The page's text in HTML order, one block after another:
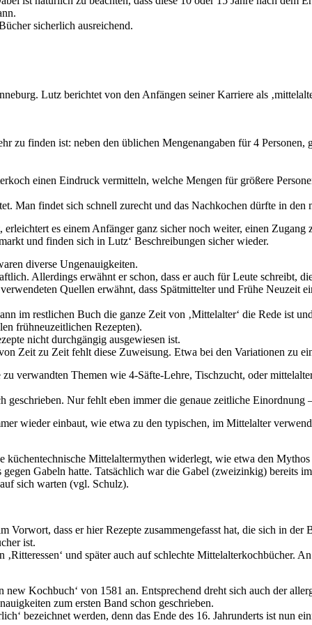
sicherlich ausreichend.
Lutz berichtet von den Anfängen seiner Karriere als
zu finden ist: neben den üblichen Mengenangaben für 4
einen Eindruck vermitteln, welche Mengen für größere
Man findet sich schnell zurecht und das Nachkochen dürfte in
es einem Anfänger ganz sicher noch weiter, einen
und finden sich in Lutz‘ Beschreibungen sicher wieder.
diverse Ungenauigkeiten.
Allerdings erwähnt er schon, dass er auch für Leute schreibt,
Quellen erwähnt, dass Spätmittelter und Frühe Neuzeit
im restlichen Buch die ganze Zeit von ‚Mittelalter‘ die Rede ist
frühneuzeitlichen Rezepten).
nicht durchgängig ausgewiesen ist.
Zeit zu Zeit fehlt diese Zuweisung. Etwa bei den Variationen zu
verwandten Themen wie 4-Säfte-Lehre, Tischzucht, oder
geschrieben. Nur fehlt eben immer die genaue zeitliche
wieder einbaut, wie etwa zu den typischen, im Mittelalter
küchentechnische Mittelaltermythen widerlegt, wie etwa den
Gabeln hatte. Tatsächlich war die Gabel (zweizinkig) bereits
sich warten (vgl. Schulz).
Vorwort, dass er hier Rezepte zusammengefasst hat, die sich in
ist.
und später auch auf schlechte Mittelalterkochbücher.
Kochbuch‘ von 1581 an. Entsprechend dreht sich auch der
zum ersten Band schon geschrieben.
bezeichnet werden, denn das Ende des 16. Jahrunderts ist nun